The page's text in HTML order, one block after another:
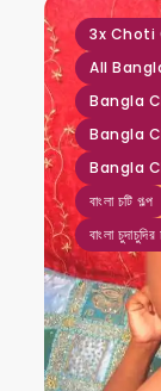
3x Choti
All
Bangla
Bangla
Bangla
বাংলা চটি গল্প
বাংলা চুদাচুদির